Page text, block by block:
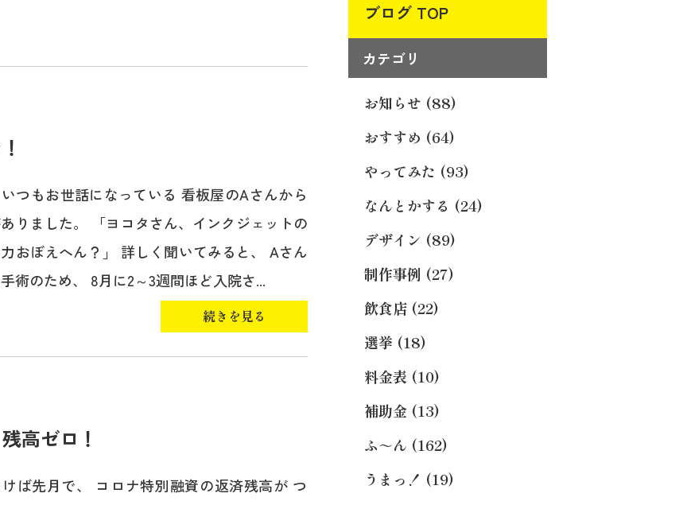
ブログ TOP
カテゴリ
お知らせ (88)
おすすめ (64)
やってみた (93)
なんとかする (24)
デザイン (89)
制作事例 (27)
飲食店 (22)
選挙 (18)
料金表 (10)
補助金 (13)
ふ～ん (162)
うまっ！ (19)
つもお世話になっている 看板屋のAさんから
りました。 「ヨコタさん、インクジェットの
おぼえへん？」 詳しく聞いてみると、 Aさん
術のため、 8月に2～3週間ほど入院さ...
続きを見る
高ゼロ！
ば先月で、 コロナ特別融資の返済残高が つ